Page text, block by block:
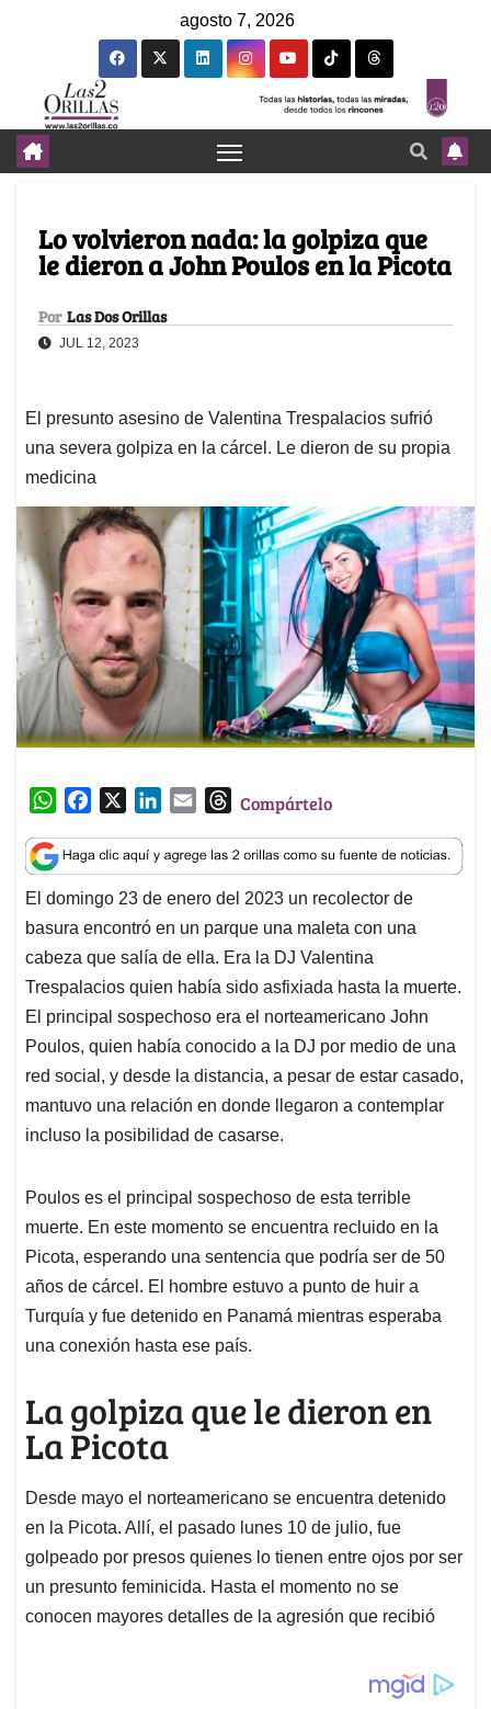
agosto 7, 2026
Lo volvieron nada: la golpiza que
le dieron a John Poulos en la Picota
Por Las Dos Orillas
JUL 12, 2023
El presunto asesino de Valentina Trespalacios sufrió
una severa golpiza en la cárcel. Le dieron de su propia
medicina
W
a
t
s
A
p
p
c
e
b
o
o
k
n
k
e
d
I
n
a
i
l
T
r
e
a
d
s
Compártelo
El domingo 23 de enero del 2023 un recolector de
basura encontró en un parque una maleta con una
cabeza que salía de ella. Era la DJ Valentina
Trespalacios quien había sido asfixiada hasta la muerte.
El principal sospechoso era el norteamericano John
Poulos, quien había conocido a la DJ por medio de una
red social, y desde la distancia, a pesar de estar casado,
mantuvo una relación en donde llegaron a contemplar
incluso la posibilidad de casarse.
Poulos es el principal sospechoso de esta terrible
muerte. En este momento se encuentra recluido en la
Picota, esperando una sentencia que podría ser de 50
años de cárcel. El hombre estuvo a punto de huir a
Turquía y fue detenido en Panamá mientras esperaba
una conexión hasta ese país.
La golpiza que le dieron en
La Picota
Desde mayo el norteamericano se encuentra detenido
en la Picota. Allí, el pasado lunes 10 de julio, fue
golpeado por presos quienes lo tienen entre ojos por ser
un presunto feminicida. Hasta el momento no se
conocen mayores detalles de la agresión que recibió